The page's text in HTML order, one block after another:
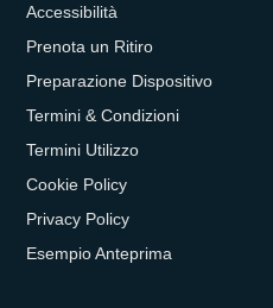
Accessibilità
Prenota un Ritiro
Preparazione Dispositivo
Termini & Condizioni
Termini Utilizzo
Cookie Policy
Privacy Policy
Esempio Anteprima